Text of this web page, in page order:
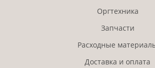
Оргтехника
Запчасти
Расходные
Доставка и оплата